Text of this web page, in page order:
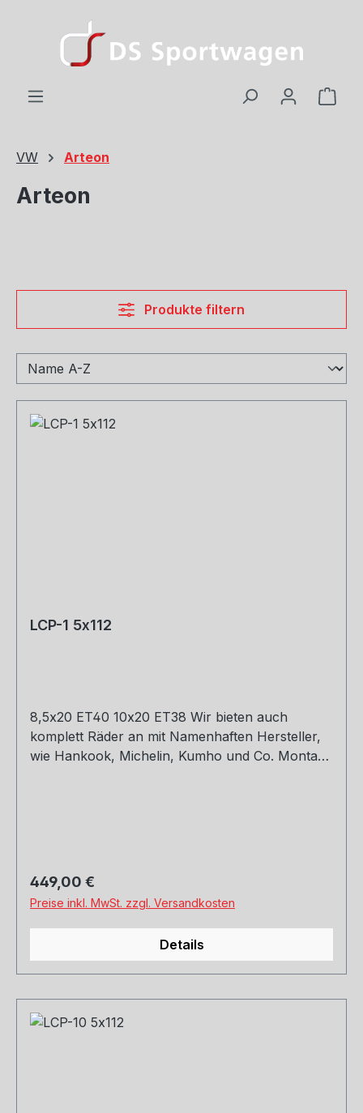
Zum Hauptinhalt springen
VW Arteon
Arteon
Produkte filtern
LCP-1 5x112
8,5x20 ET40 10x20 ET38 Wir bieten auch
komplett Räder an mit Namenhaften Hersteller,
wie Hankook, Michelin, Kumho und Co. Montage
Regulärer Preis:
449,00 €
Preise inkl. MwSt. zzgl. Versandkosten
Details